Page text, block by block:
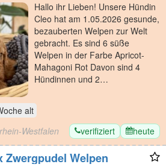
Hallo ihr Lieben! Unsere Hündin
Cleo hat am 1.05.2026 gesunde,
bezauberten Welpen zur Welt
gebracht. Es sind 6 süße
Welpen in der Farbe Apricot-
Mahagoni Rot Davon sind 4
Hündinnen und 2…
alt
Westfalen verifiziert heute
Zwergpudel Welpen